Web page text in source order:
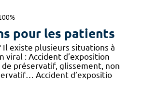
pour les patients
Il existe plusieurs situations à
viral : Accident d’exposition
préservatif, glissement, non
Accident d’expositio